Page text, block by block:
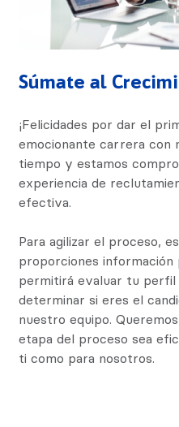
Súmate al
¡Felicidades por dar el
emocionante carrera con
tiempo y estamos
experiencia de
efectiva.
Para agilizar el proceso,
proporciones
permitirá evaluar tu perfil
determinar si eres el
nuestro equipo.
etapa del proceso sea
ti como para nosotros.